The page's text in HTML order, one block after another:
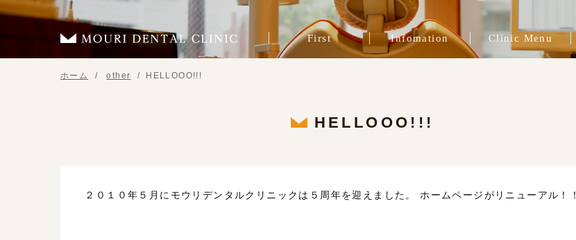
First Infomation
症例ブログ
ブログ
スタッフ紹介
治療費
Clinic Menu
精密根管治療
審美歯科
矯正治療
インビザライン
歯周病治療
咬合治療
インプラント治療
補綴治療
プレマタニティ
予防歯科
ホーム other HELLOOO!!!
HELLOOO!!!
２０１０年５月にモウリデンタルクリニックは５周年を迎えました。 ホームページがリニューアル！！